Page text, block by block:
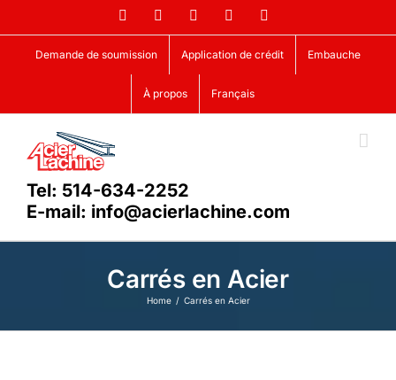
to
content
FacebookLinkedIn YouTube
Demande de soumission Application de crédit Embauche
À propos Français
Tel: 514-634-2252
E-mail: info@acierlachine.com
Carrés en Acier
Home Carrés en Acier